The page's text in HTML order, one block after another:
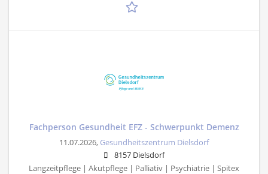
Fachperson Gesundheit EFZ - Schwerpunkt Demenz
11.07.2026, Gesundheitszentrum Dielsdorf
8157 Dielsdorf
Langzeitpflege | Akutpflege | Palliativ | Psychiatrie | Spitex